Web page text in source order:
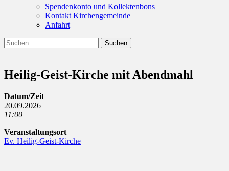
Spendenkonto und Kollektenbons
Kontakt Kirchengemeinde
Anfahrt
Suchen
Suchen
nach:
Heilig-Geist-Kirche mit Abendmahl
Datum/Zeit
20.09.2026
11:00
Veranstaltungsort
Ev. Heilig-Geist-Kirche